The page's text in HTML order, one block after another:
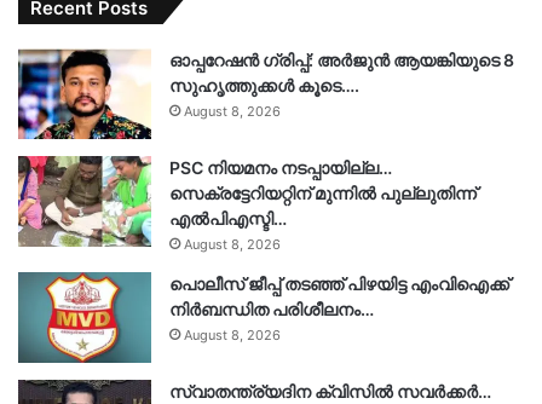
Recent Posts
ഓപ്പറേഷൻ ഗ്രിപ്പ്: അർജുൻ ആയങ്കിയുടെ 8
സുഹൃത്തുക്കൾ കൂടെ….
August 8, 2026
PSC നിയമനം നടപ്പായില്ല…
സെക്രട്ടേറിയറ്റിന് മുന്നിൽ പുല്ലുതിന്ന്
എൽപിഎസ്ടി…
August 8, 2026
പൊലീസ് ജീപ്പ് തടഞ്ഞ് പിഴയിട്ട എംവിഐക്ക്
നിർബന്ധിത പരിശീലനം…
August 8, 2026
സ്വാതന്ത്ര്യദിന ക്വിസിൽ സവർക്കർ…